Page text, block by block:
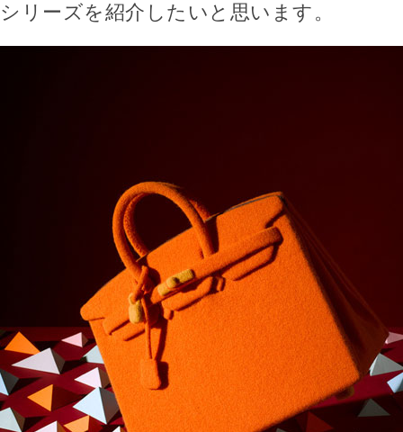
シリーズを紹介したいと思います。